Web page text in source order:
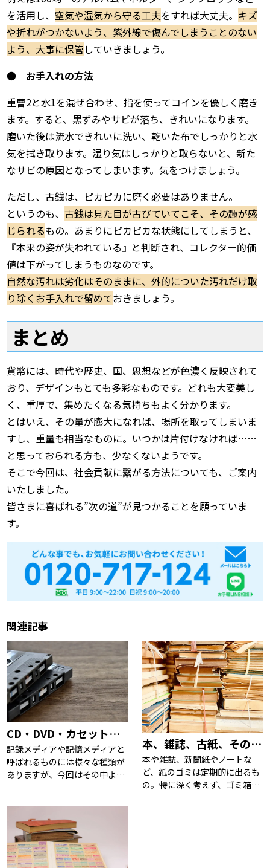
を活用し、空気や湿気から守る工夫をすれば大丈夫。 キズ
や折れがつかないよう、紫外線で傷んでしまうことのない
よう、大事に保管していきましょう。
● お手入れの方法
重曹2と水1を混ぜ合わせ、指を使ってコインを優しく磨き
ます。すると、黒ずみやサビが落ち、きれいになります。
磨いた後は流水できれいに洗い、乾いた布でしっかりと水
気を拭き取ります。湿り気はしっかりと取らないと、新た
なサビの原因となってしまいます。気をつけましょう。
ただし、古銭は、ピカピカに磨く必要はありません。
というのも、古銭は見た目が古びていてこそ、その趣が感
じられるもの。あまりにピカピカな状態にしてしまうと、
『本来の姿が失われている』と判断され、コレクター的価
値は下がってしまうものなのです。
自然な汚れは劣化はそのままに、外的についた汚れだけ取
り除くお手入れで留めておきましょう。
まとめ
貨幣には、時代や歴史、国、思想などが色濃く反映されて
おり、デザインもとても多彩なものです。どれも大変美し
く、重厚で、集めたくなる気持ちもよく分かります。
とはいえ、その量が膨大になれば、場所を取ってしまいま
すし、重量も相当なものに。いつかは片付けなければ……
と思っておられる方も、少なくないようです。
そこで今回は、社会貢献に繋がる方法についても、ご案内
いたしました。
皆さまに喜ばれる”次の道”が見つかることを願っていま
す。
関連記事
CD・DVD・カセットテープの処分方法について。
記録メディアや記憶メディアと
呼ばれるものには様々な種類が
ありますが、今回はその中よ
で使っていた物等を大量にお持
ちの場合、不要となった […]
本、雑誌、古紙、そのまま捨てないで！積極的にリサイクル！
本や雑誌、新聞紙やノートな
ど、紙のゴミは定期的に出るも
の。特に深く考えず、ゴミ箱に